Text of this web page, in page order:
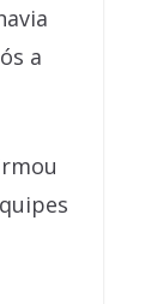
a